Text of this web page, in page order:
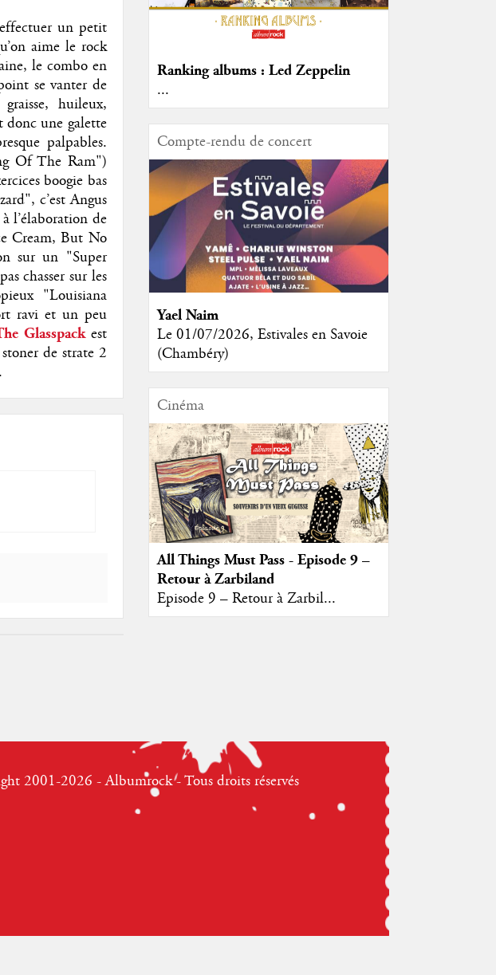
un petit
aime le rock
le combo en
se vanter de
huileux,
donc une galette
palpables.
Of The Ram")
boogie bas
c’est Angus
l’élaboration de
Cream, But No
sur un "Super
chasser sur les
"Louisiana
ravi et un peu
Glasspack est
de strate 2
Ranking albums : Led Zeppelin
...
Compte-rendu de concert
Yael Naim
Le 01/07/2026, Estivales en Savoie
(Chambéry)
Cinéma
All Things Must Pass - Episode 9 –
Retour à Zarbiland
Episode 9 – Retour à Zarbil...
2001-2026 - Albumrock - Tous droits réservés